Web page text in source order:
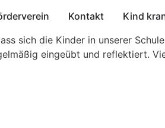
Kontakt Kind
sich die Kinder in unserer
eingeübt und reflektiert.